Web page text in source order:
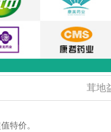
茸地
特价。